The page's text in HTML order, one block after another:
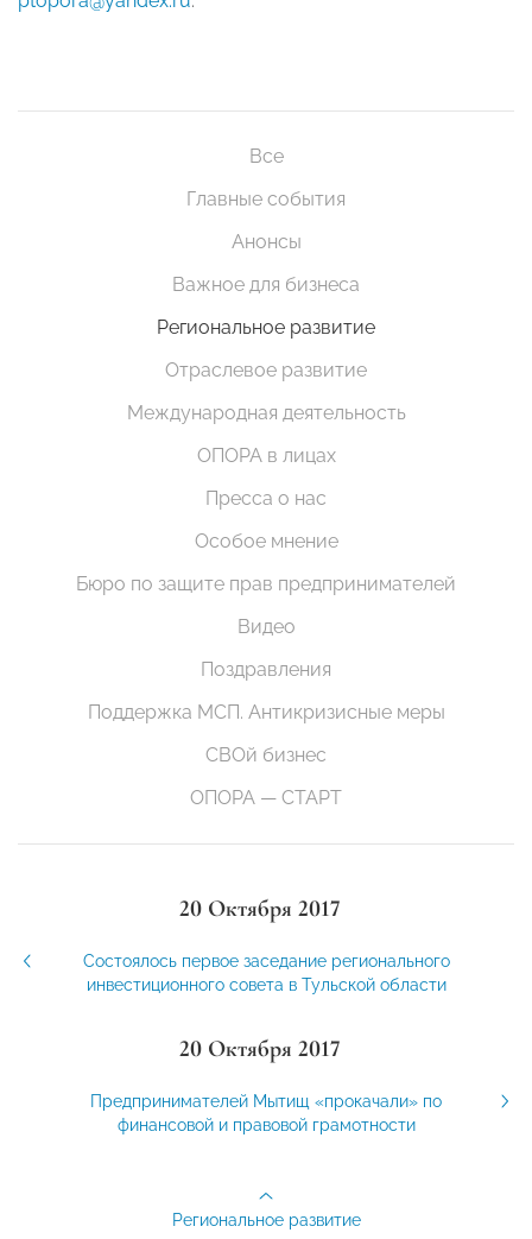
Все
Главные события
Анонсы
Важное для бизнеса
Региональное развитие
Отраслевое развитие
Международная деятельность
ОПОРА в лицах
Пресса о нас
Особое мнение
Бюро по защите прав предпринимателей
Видео
Поздравления
Поддержка МСП. Антикризисные меры
СВОй бизнес
ОПОРА — СТАРТ
20 Октября 2017
Состоялось первое заседание регионального
инвестиционного совета в Тульской области
20 Октября 2017
Предпринимателей Мытищ «прокачали» по
финансовой и правовой грамотности
Региональное развитие